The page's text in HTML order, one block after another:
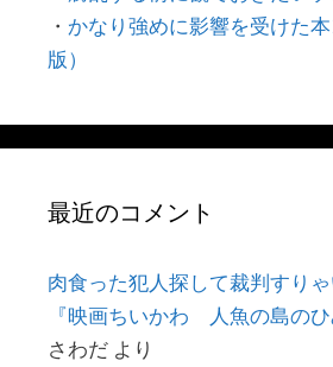
・ かなり強めに影響を受けた
版）
最近のコメント
肉食った犯人探して裁判すり
『映画ちいかわ 人魚の島の
さわだ より